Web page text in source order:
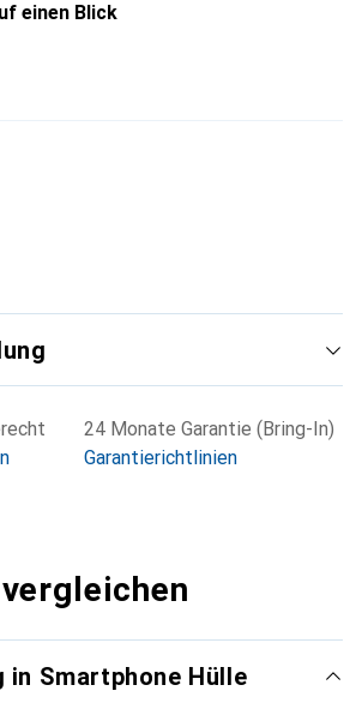
einen Blick
24 Monate Garantie (Bring-In)
Garantierichtlinien
Smartphone Hülle